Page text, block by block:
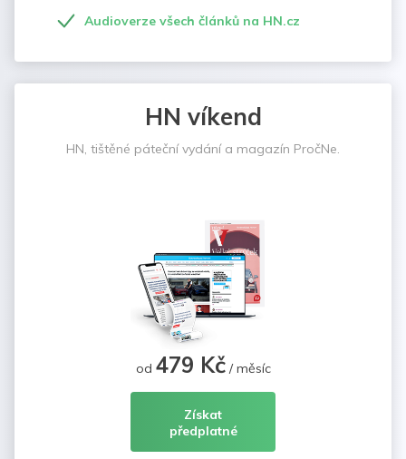
Audioverze všech článků na HN.cz
HN víkend
HN, tištěné páteční vydání a magazín PročNe.
od 479 Kč/ měsíc
Získat
předplatné